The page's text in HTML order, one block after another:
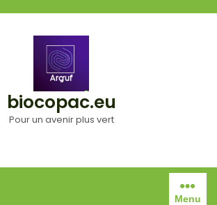
biocopac.eu
Pour un avenir plus vert
Menu